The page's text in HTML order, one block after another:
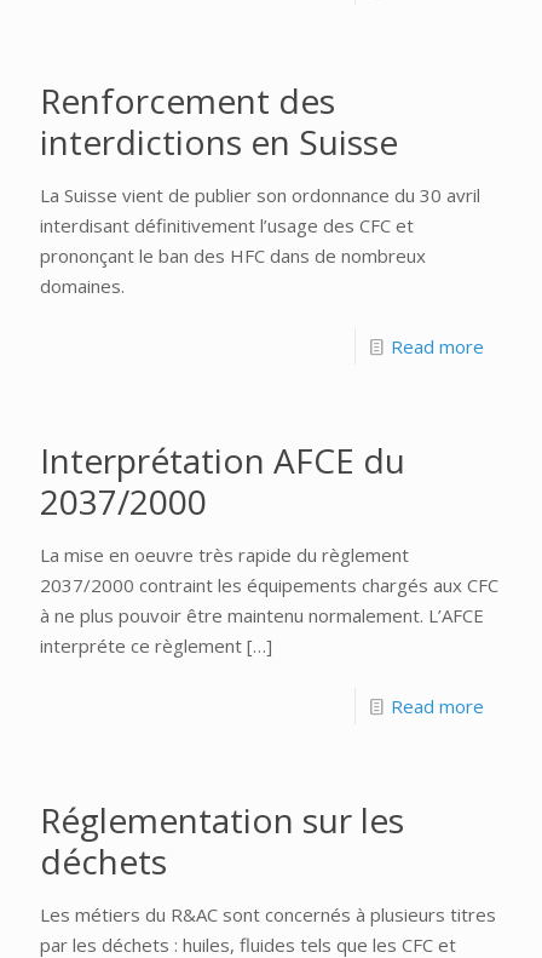
Renforcement des
interdictions en Suisse
La Suisse vient de publier son ordonnance du 30 avril
interdisant définitivement l’usage des CFC et
prononçant le ban des HFC dans de nombreux
domaines.
Read more
Interprétation AFCE du
2037/2000
La mise en oeuvre très rapide du règlement
2037/2000 contraint les équipements chargés aux CFC
à ne plus pouvoir être maintenu normalement. L’AFCE
interpréte ce règlement […]
Read more
Réglementation sur les
déchets
Les métiers du R&AC sont concernés à plusieurs titres
par les déchets : huiles, fluides tels que les CFC et